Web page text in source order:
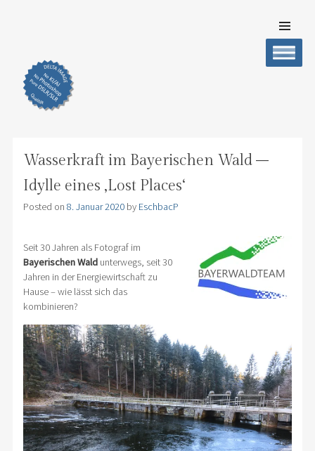
CONTENT
Wasserkraft im Bayerischen Wald –
Idylle eines ‚Lost Places‘
Posted on 8. Januar 2020by EschbacP
Seit 30 Jahren als Fotograf im
Bayerischen Waldunterwegs, seit 30
Jahren in der Energiewirtschaft zu
Hause – wie lässt sich das
kombinieren?